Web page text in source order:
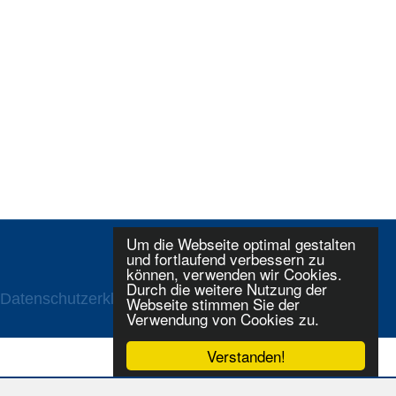
Verstanden!
Um die Webseite optimal gestalten
und fortlaufend verbessern zu
können, verwenden wir Cookies.
Durch die weitere Nutzung der
Webseite stimmen Sie der
Verwendung von Cookies zu.
Datenschutzerklaerung Login